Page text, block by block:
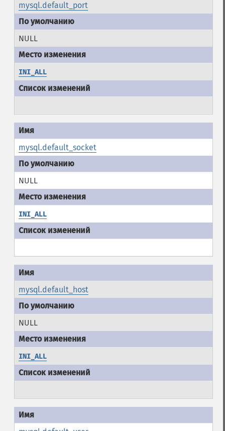
mysql.default_port
NULL
INI_ALL
mysql.default_socket
NULL
INI_ALL
mysql.default_host
NULL
INI_ALL